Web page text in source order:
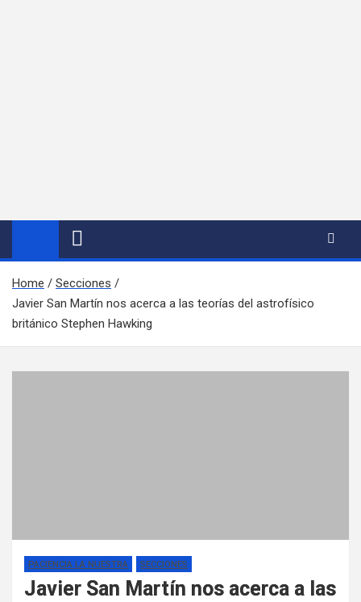
Home
Secciones
Javier San Martín nos acerca a las teorías del astrofísico
británico Stephen Hawking
PACIENCIA LA NUESTRA SECCIONES
Javier San Martín nos acerca a las